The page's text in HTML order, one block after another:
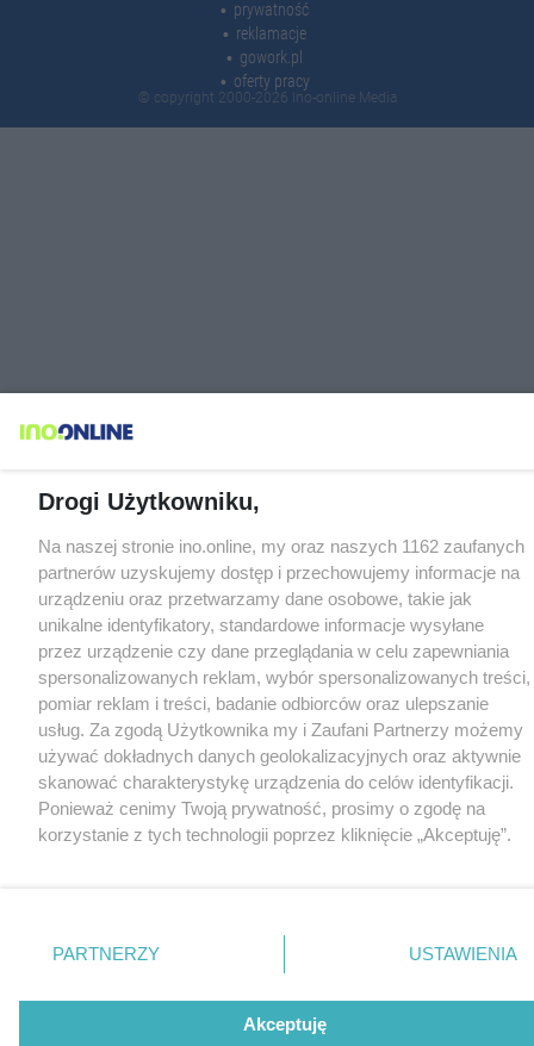
prywatność
reklamacje
gowork.pl
oferty pracy
© copyright 2000-2026 Ino-online Media
Drogi Użytkowniku,
Na naszej stronie ino.online, my oraz naszych 1162 zaufanych
partnerów uzyskujemy dostęp i przechowujemy informacje na
urządzeniu oraz przetwarzamy dane osobowe, takie jak
unikalne identyfikatory, standardowe informacje wysyłane
przez urządzenie czy dane przeglądania w celu zapewniania
spersonalizowanych reklam, wybór spersonalizowanych treści,
pomiar reklam i treści, badanie odbiorców oraz ulepszanie
usług. Za zgodą Użytkownika my i Zaufani Partnerzy możemy
używać dokładnych danych geolokalizacyjnych oraz aktywnie
skanować charakterystykę urządzenia do celów identyfikacji.
Ponieważ cenimy Twoją prywatność, prosimy o zgodę na
korzystanie z tych technologii poprzez kliknięcie „Akceptuję”.
nie wymagają zgody użytkownika, ale masz prawo sprzeciwić
się takiemu przetwarzaniu. Preferencje będą miały
Zapoznaj się z poniższymi informacjami, abyś mógł świadomie
PARTNERZY USTAWIENIA
Akceptuję